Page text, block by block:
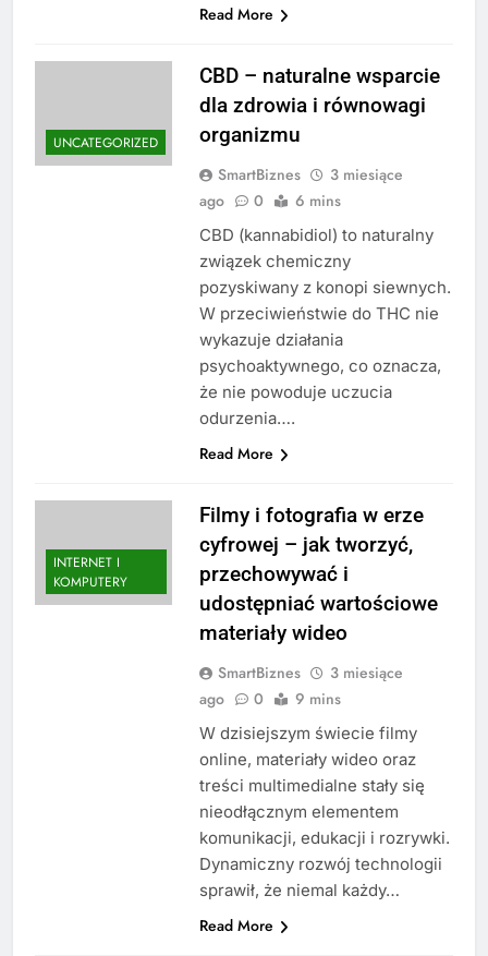
Read More
UNCATEGORIZED
CBD – naturalne wsparcie
dla zdrowia i równowagi
organizmu
SmartBiznes
3 miesiące
ago
0 6 mins
CBD (kannabidiol) to naturalny
związek chemiczny
pozyskiwany z konopi siewnych.
W przeciwieństwie do THC nie
wykazuje działania
psychoaktywnego, co oznacza,
że nie powoduje uczucia
odurzenia….
Read More
INTERNET I
KOMPUTERY
Filmy i fotografia w erze
cyfrowej – jak tworzyć,
przechowywać i
udostępniać wartościowe
materiały wideo
SmartBiznes
3 miesiące
ago
0 9 mins
W dzisiejszym świecie filmy
online, materiały wideo oraz
treści multimedialne stały się
nieodłącznym elementem
komunikacji, edukacji i rozrywki.
Dynamiczny rozwój technologii
sprawił, że niemal każdy…
Read More